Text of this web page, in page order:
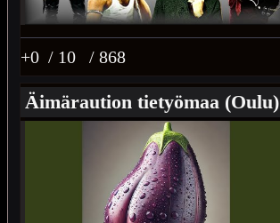
+0 / 10 / 868
Äimäraution tietyömaa (Oulu)